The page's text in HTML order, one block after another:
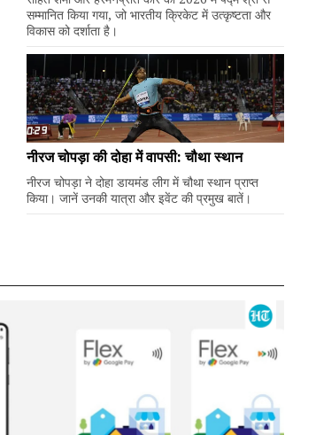
सम्मानित किया गया, जो भारतीय क्रिकेट में उत्कृष्टता और
विकास को दर्शाता है।
नीरज चोपड़ा की दोहा में वापसी: चौथा स्थान
नीरज चोपड़ा ने दोहा डायमंड लीग में चौथा स्थान प्राप्त
किया। जानें उनकी यात्रा और इवेंट की प्रमुख बातें।